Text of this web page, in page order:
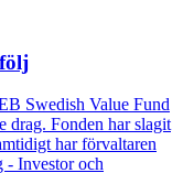
Swedish Value Fund
drag. Fonden har slagit
har förvaltaren
- Investor och